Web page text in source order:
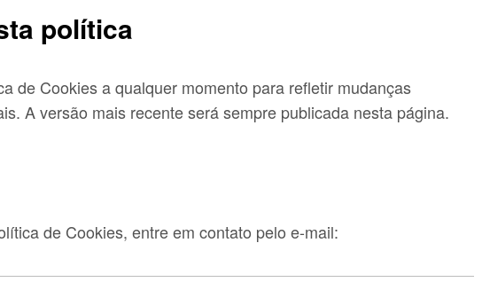
política
de Cookies a qualquer momento para refletir mudanças
A versão mais recente será sempre publicada nesta página.
de Cookies, entre em contato pelo e-mail: